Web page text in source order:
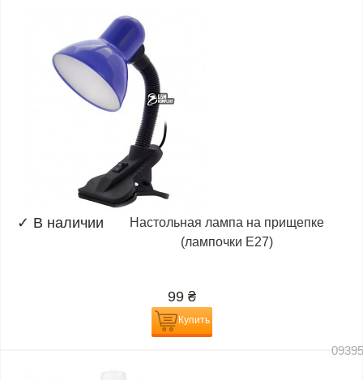
✓ В наличии
Настольная лампа на прищепке
(лампочки E27)
99 ₴
Купить